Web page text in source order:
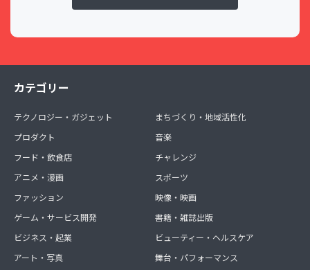
カテゴリー
テクノロジー・ガジェット
プロダクト
フード・飲食店
アニメ・漫画
ファッション
ゲーム・サービス開発
ビジネス・起業
アート・写真
まちづくり・地域活性化
音楽
チャレンジ
スポーツ
映像・映画
書籍・雑誌出版
ビューティー・ヘルスケア
舞台・パフォーマンス